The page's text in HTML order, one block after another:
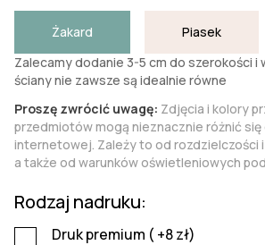
Żakard Piasek
Zalecamy dodanie 3-5 cm do szerokości i
ściany nie zawsze są idealnie równe
Proszę zwrócić uwagę: Zdjęcia i kolory
przedmiotów mogą nieznacznie różnić
internetowej. Zależy to od rozdzielczości
a także od warunków oświetleniowych
Rodzaj nadruku:
Druk premium ( +8zł)